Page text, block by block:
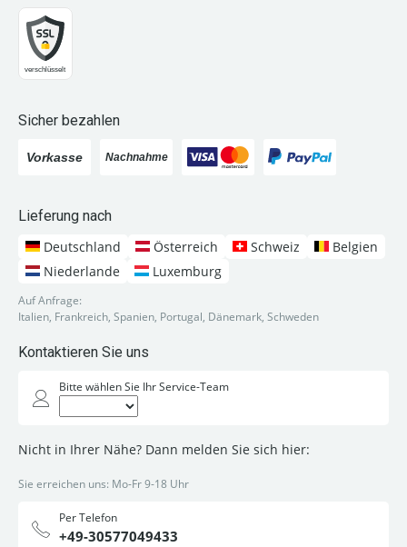
Sicher bezahlen
Lieferung nach
Deutschland
Österreich Schweiz
Belgien
Niederlande
Luxemburg
Auf Anfrage:
Italien, Frankreich, Spanien, Portugal, Dänemark, Schweden
Kontaktieren Sie uns
Bitte wählen Sie Ihr Service-Team
Nicht in Ihrer Nähe? Dann melden Sie sich hier:
Sie erreichen uns: Mo-Fr 9-18 Uhr
Per Telefon
+49-30577049433